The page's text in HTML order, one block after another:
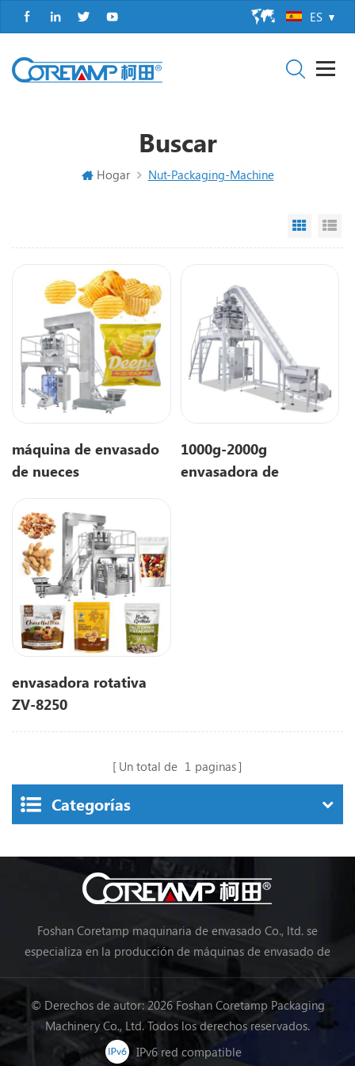
ES
Buscar
Hogar Nut-Packaging-Machine
Grid
máquina de envasado
de nueces
1000g-2000g
envasadora de
envasadora rotativa
ZV-8250
Un total de 1 paginas
Categorías
Foshan Coretamp maquinaria de envasado Co., ltd. se
especializa en la producción de máquinas de envasado de
almohadas, máquinas de envasado vertical, máquinas de
envasado en línea de procesamiento de alimentos, máquinas
de envasado de verduras, máquinas de embalaje, etc.
© Derechos de autor: 2026 Foshan Coretamp Packaging
Machinery Co., Ltd. Todos los derechos reservados.
IPv6 red compatible